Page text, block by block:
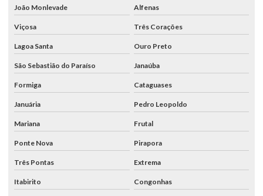
João Monlevade Alfenas
Viçosa Três Corações
Lagoa Santa Ouro Preto
São Sebastião do Paraíso Janaúba
Formiga Cataguases
Januária Pedro Leopoldo
Mariana Frutal
Ponte Nova Pirapora
Três Pontas Extrema
Itabirito Congonhas